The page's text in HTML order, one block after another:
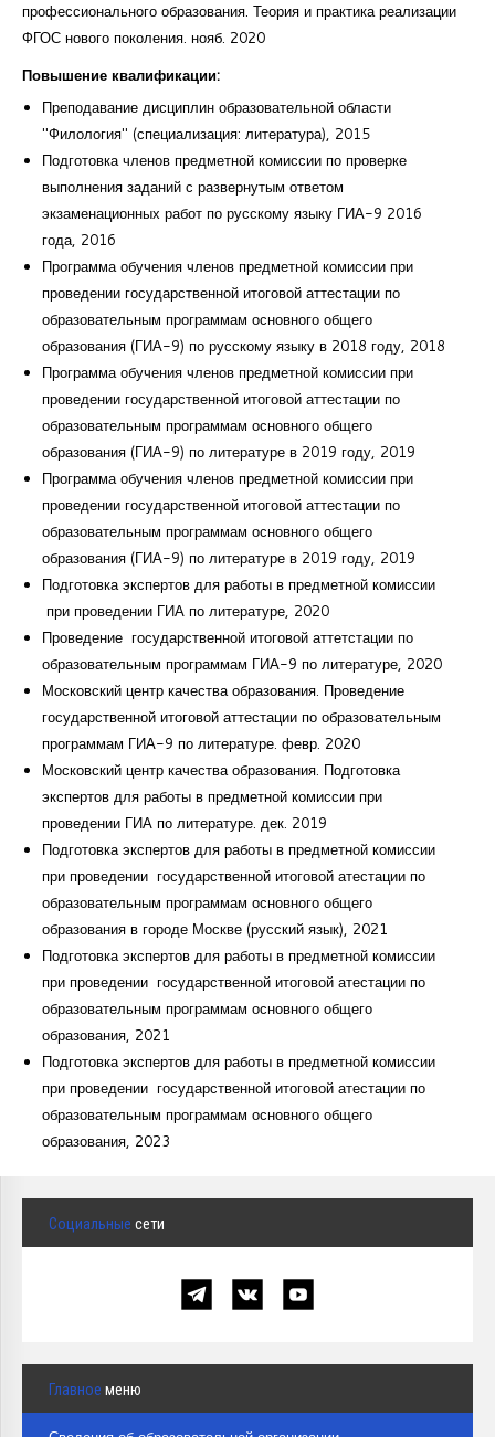
профессионального образования. Теория и практика реализации
ФГОС нового поколения. нояб. 2020
Повышение квалификации:
Преподавание дисциплин образовательной области
"Филология" (специализация: литература), 2015
Подготовка членов предметной комиссии по проверке
выполнения заданий с развернутым ответом
экзаменационных работ по русскому языку ГИА-9 2016
года, 2016
Программа обучения членов предметной комиссии при
проведении государственной итоговой аттестации по
образовательным программам основного общего
образования (ГИА-9) по русскому языку в 2018 году, 2018
Программа обучения членов предметной комиссии при
проведении государственной итоговой аттестации по
образовательным программам основного общего
образования (ГИА-9) по литературе в 2019 году, 2019
Программа обучения членов предметной комиссии при
проведении государственной итоговой аттестации по
образовательным программам основного общего
образования (ГИА-9) по литературе в 2019 году, 2019
Подготовка экспертов для работы в предметной комиссии
при проведении ГИА по литературе, 2020
Проведение государственной итоговой аттетстации по
образовательным программам ГИА-9 по литературе, 2020
Московский центр качества образования. Проведение
государственной итоговой аттестации по образовательным
программам ГИА-9 по литературе. февр. 2020
Московский центр качества образования. Подготовка
экспертов для работы в предметной комиссии при
проведении ГИА по литературе. дек. 2019
Подготовка экспертов для работы в предметной комиссии
при проведении государственной итоговой атестации по
образовательным программам основного общего
образования в городе Москве (русский язык), 2021
Подготовка экспертов для работы в предметной комиссии
при проведении государственной итоговой атестации по
образовательным программам основного общего
образования, 2021
Подготовка экспертов для работы в предметной комиссии
при проведении государственной итоговой атестации по
образовательным программам основного общего
образования, 2023
Социальные сети
Главное меню